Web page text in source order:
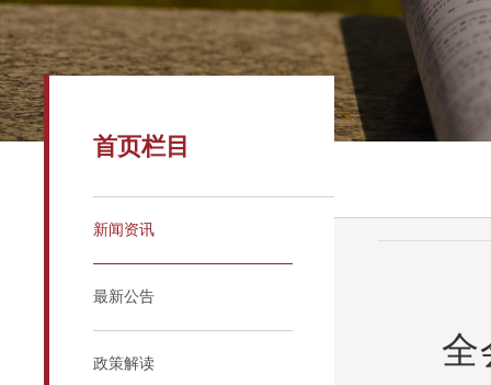
首页栏目
新闻资讯
最新公告
政策解读
全